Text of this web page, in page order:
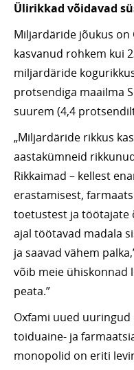
Ülirikkad võidavad
Miljardäride jõukus on
kasvanud rohkem kui
miljardäride
protsendiga maailma
suurem (4,4
„Miljardäride rikkus
aastakümneid
Rikkaimad – kellest
erastamisest,
toetustest ja töötajate
ajal töötavad madala
ja saavad vähem
võib meie ühiskonnad
peata.”
Oxfami uued uuringud
toiduaine- ja
monopolid on eriti